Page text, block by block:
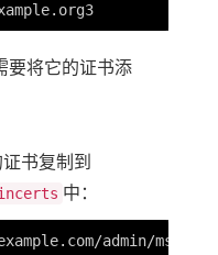
要将它的证书添
证书复制到
中：